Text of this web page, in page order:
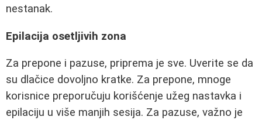
nestanak.
Epilacija osetljivih zona
Za prepone i pazuse, priprema je sve. Uverite se da
su dlačice dovoljno kratke. Za prepone, mnoge
korisnice preporučuju korišćenje užeg nastavka i
epilaciju u više manjih sesija. Za pazuse, važno je